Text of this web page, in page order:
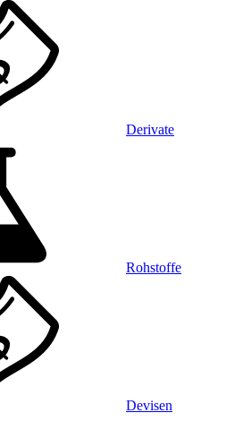
Derivate
Rohstoffe
Devisen